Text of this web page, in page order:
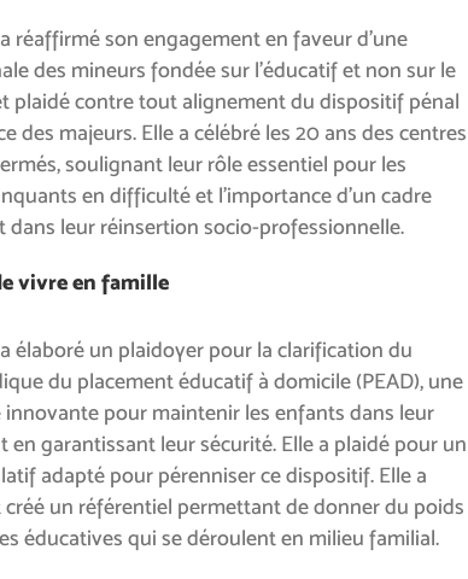
a réaffirmé son engagement en faveur d’une
des mineurs fondée sur l’éducatif et non sur le
plaidé contre tout alignement du dispositif pénal
des majeurs. Elle a célébré les 20 ans des centres
soulignant leur rôle essentiel pour les
en difficulté et l’importance d’un cadre
dans leur réinsertion socio-professionnelle.
vivre en famille
a élaboré un plaidoyer pour la clarification du
du placement éducatif à domicile (PEAD), une
innovante pour maintenir les enfants dans leur
en garantissant leur sécurité. Elle a plaidé pour un
adapté pour pérenniser ce dispositif. Elle a
un référentiel permettant de donner du poids
éducatives qui se déroulent en milieu familial.